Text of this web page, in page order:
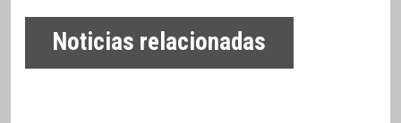
Noticias relacionadas